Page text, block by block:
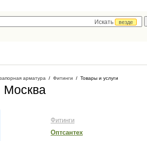
Искать
везде
арматура / Фитинги / Товары и услуги
Москва
Фитинги
Оптсантех